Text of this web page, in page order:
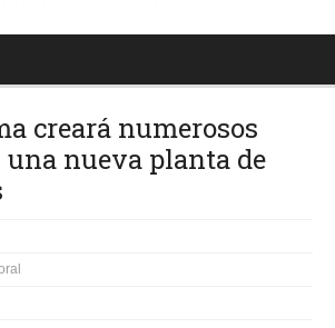
creará numerosos
una nueva planta de